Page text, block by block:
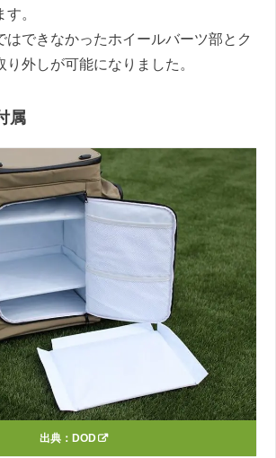
。
はできなかったホイールバーツ部とク
外しが可能になりました。
属
出典： DOD